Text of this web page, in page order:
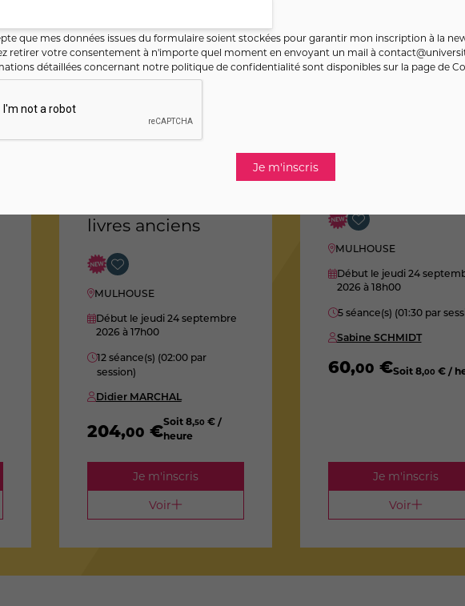
livres anciens
MULHOUSE
Début le jeudi 24 septembre
2026 à 17h00
12 séance(s) (02:00 par
session)
Didier MARCHAL
204,00 €Soit8,50 € /
heure
Je m'inscris
Voir
Carnet de voyage
/Aquarelle
MULHOUSE
Début le jeudi 24
2026 à 18h00
5 séance(s) (01:30 par
Sabine SCHMIDT
60,00 €Soit8,00 € /
Je m'inscris
Voir
que mes données issues du formulaire soient stockées pour garantir mon inscription à la
retirer votre consentement à n'importe quel moment en envoyant un mail à
détaillées concernant notre politique de confidentialité sont disponibles sur la page de